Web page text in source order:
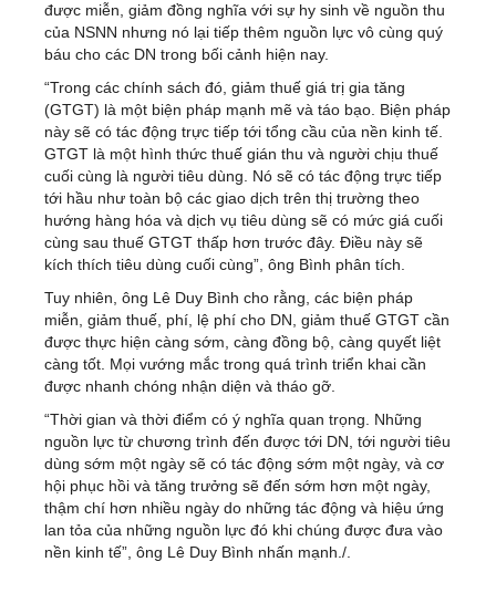
được miễn, giảm đồng nghĩa với sự hy sinh về nguồn thu
của NSNN nhưng nó lại tiếp thêm nguồn lực vô cùng quý
báu cho các DN trong bối cảnh hiện nay.
“Trong các chính sách đó, giảm thuế giá trị gia tăng
(GTGT) là một biện pháp mạnh mẽ và táo bạo. Biện pháp
này sẽ có tác động trực tiếp tới tổng cầu của nền kinh tế.
GTGT là một hình thức thuế gián thu và người chịu thuế
cuối cùng là người tiêu dùng. Nó sẽ có tác động trực tiếp
tới hầu như toàn bộ các giao dịch trên thị trường theo
hướng hàng hóa và dịch vụ tiêu dùng sẽ có mức giá cuối
cùng sau thuế GTGT thấp hơn trước đây. Điều này sẽ
kích thích tiêu dùng cuối cùng”, ông Bình phân tích.
Tuy nhiên, ông Lê Duy Bình cho rằng, các biện pháp
miễn, giảm thuế, phí, lệ phí cho DN, giảm thuế GTGT cần
được thực hiện càng sớm, càng đồng bộ, càng quyết liệt
càng tốt. Mọi vướng mắc trong quá trình triển khai cần
được nhanh chóng nhận diện và tháo gỡ.
“Thời gian và thời điểm có ý nghĩa quan trọng. Những
nguồn lực từ chương trình đến được tới DN, tới người tiêu
dùng sớm một ngày sẽ có tác động sớm một ngày, và cơ
hội phục hồi và tăng trưởng sẽ đến sớm hơn một ngày,
thậm chí hơn nhiều ngày do những tác động và hiệu ứng
lan tỏa của những nguồn lực đó khi chúng được đưa vào
nền kinh tế”, ông Lê Duy Bình nhấn mạnh./.